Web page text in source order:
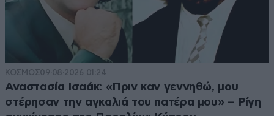
ΚΟΣΜΟΣ09·08·2026 01:24
Αναστασία Ισαάκ: «Πριν καν γεννηθώ, μου
στέρησαν την αγκαλιά του πατέρα μου» – Ρίγη